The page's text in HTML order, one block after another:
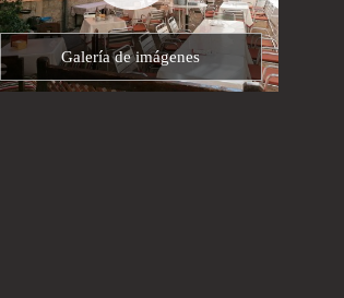
Galería de imágenes